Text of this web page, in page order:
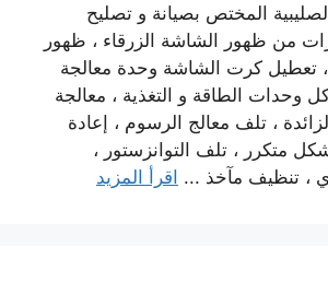
المختص بصيانة و تصليح
من ظهور الشاشة الزرقاء ، ظهور
تعطيل كرت الشاشة وحدة معالجة
وحدات الطاقة و التغذية ، معالجة
، تلف معالج الرسوم ، إعادة
متكرر ، تلف التوانزستور ،
، تنظيف مآخذ ... اقرأ المزيد